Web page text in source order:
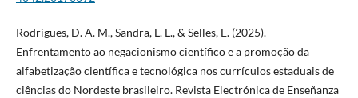
Rodrigues, D. A. M., Sandra, L. L., & Selles, E. (2025).
Enfrentamento ao negacionismo científico e a promoção da
alfabetização científica e tecnológica nos currículos estaduais de
ciências do Nordeste brasileiro. Revista Electrónica de Enseñanza